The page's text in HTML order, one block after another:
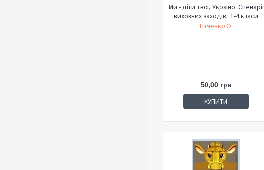
Ми - діти твої, Україно. Сценарії
виховних заходів : 1-4 класи
Тітченко О.
50,00 грн
КУПИТИ